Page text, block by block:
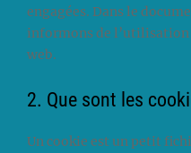
engagées. Dans le
informons de l’utilisation
web.
2. Que sont les
Un cookie est un petit